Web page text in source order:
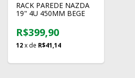
RACK PAREDE NAZDA
19" 4U 450MM BEGE
R$399,90
12x de R$41,14